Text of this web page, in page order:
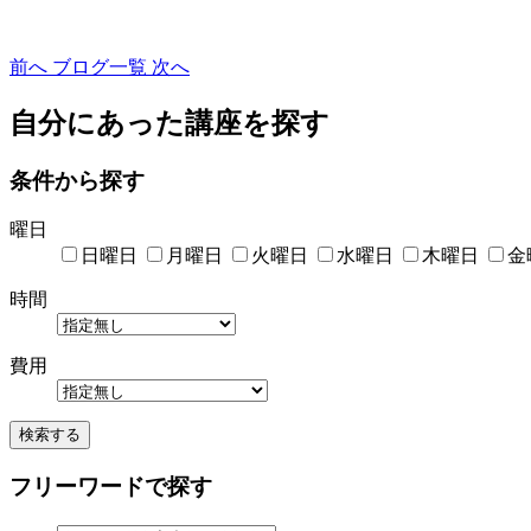
前へ ブログ一覧 次へ
自分にあった講座を探す
条件から探す
曜日
日曜日
月曜日 火曜日 水曜日 木曜日 金
時間
費用
検索する
フリーワードで探す